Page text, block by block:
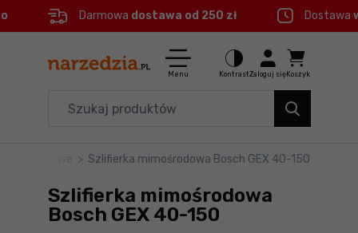
Menu główne
Informacje o produkcie
Do koszyka
Szczegółowe informacje
Darmowa dostawa od 250 zł Dostawa
Menu KontrastZaloguj się Koszyk
Elektronarzędzia
Akcesoria
> Szlifierka mimośrodowa Bosch GEX 40-150
Szlifierka mimośrodowa
Bosch GEX 40-150